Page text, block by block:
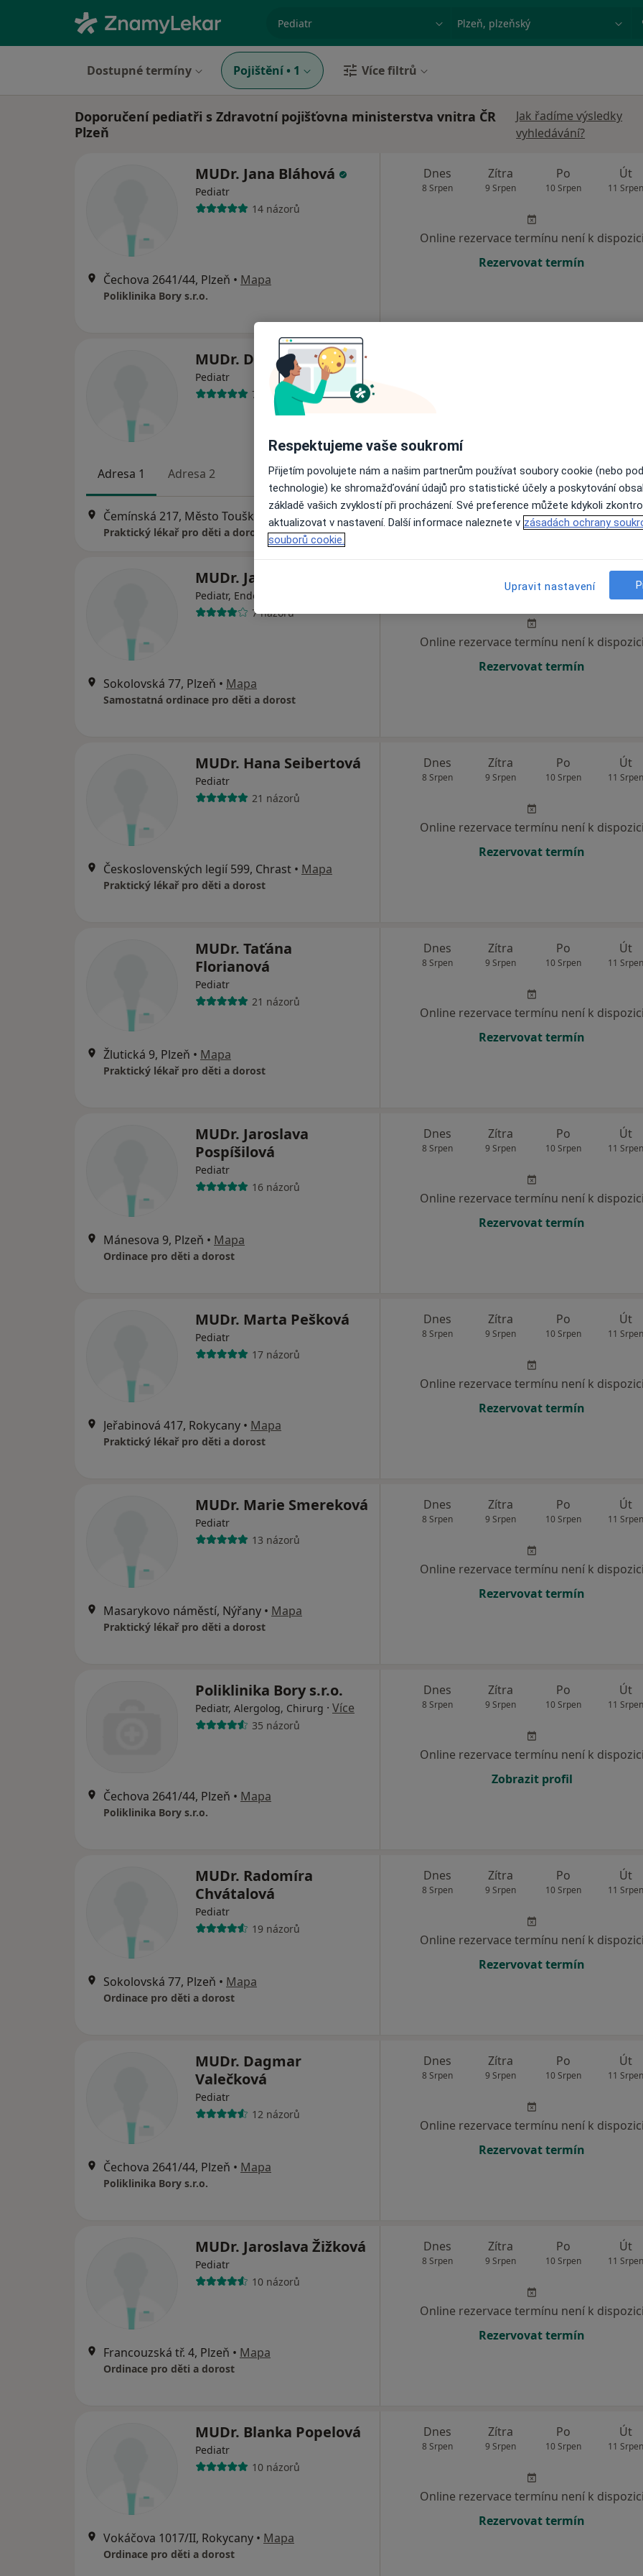
Město nebo region
Dostupné termíny Pojištění • 1 Více filtrů
Doporučení pediatři s Zdravotní pojišťovna ministerstva vnitra ČR
Plzeň
Jak řadíme výsledky
vyhledávání?
MUDr. Jana Bláhová
Pediatr
14 názorů
Čechova 2641/44, Plzeň • Mapa
Poliklinika Bory s.r.o.
Dnes
8 Srpen
Zítra
9 Srpen
Po
10 Srpen
Út
11 Srpen
Online rezervace termínu není k dispozici
Rezervovat termín
MUDr. Dana Perlíková
Pediatr
7 názorů
Adresa 1 Adresa 2
Čemínská 217, Město Touškov Mapa
Praktický lékař pro děti a dorost
MUDr. Jana Drncová
Pediatr, Endokrinolog
7 názorů
Sokolovská 77, Plzeň • Mapa
Samostatná ordinace pro děti a dorost
9 Srpen 10 Srpen 11 Srpen
Online rezervace termínu není k dispozici
Rezervovat termín
MUDr. Hana Seibertová
Pediatr
21 názorů
Československých legií 599, Chrast • Mapa
Praktický lékař pro děti a dorost
Dnes
8 Srpen
Zítra
9 Srpen
Po
10 Srpen
Út
11 Srpen
Online rezervace termínu není k dispozici
Rezervovat termín
MUDr. Taťána
Florianová
Pediatr
21 názorů
Žlutická 9, Plzeň • Mapa
Praktický lékař pro děti a dorost
Dnes
8 Srpen
Zítra
9 Srpen
Po
10 Srpen
Út
11 Srpen
Online rezervace termínu není k dispozici
Rezervovat termín
MUDr. Jaroslava
Pospíšilová
Pediatr
16 názorů
Mánesova 9, Plzeň • Mapa
Ordinace pro děti a dorost
Dnes
8 Srpen
Zítra
9 Srpen
Po
10 Srpen
Út
11 Srpen
Online rezervace termínu není k dispozici
Rezervovat termín
MUDr. Marta Pešková
Pediatr
17 názorů
Jeřabinová 417, Rokycany • Mapa
Praktický lékař pro děti a dorost
Dnes
8 Srpen
Zítra
9 Srpen
Po
10 Srpen
Út
11 Srpen
Online rezervace termínu není k dispozici
Rezervovat termín
MUDr. Marie Smereková
Pediatr
13 názorů
Masarykovo náměstí, Nýřany • Mapa
Praktický lékař pro děti a dorost
Dnes
8 Srpen
Zítra
9 Srpen
Po
10 Srpen
Út
11 Srpen
Online rezervace termínu není k dispozici
Rezervovat termín
Poliklinika Bory s.r.o.
Pediatr, Alergolog, Chirurg · Více
35 názorů
Čechova 2641/44, Plzeň • Mapa
Poliklinika Bory s.r.o.
Dnes
8 Srpen
Zítra
9 Srpen
Po
10 Srpen
Út
11 Srpen
Online rezervace termínu není k dispozici
Zobrazit profil
MUDr. Radomíra
Chvátalová
Pediatr
19 názorů
Sokolovská 77, Plzeň • Mapa
Ordinace pro děti a dorost
Dnes
8 Srpen
Zítra
9 Srpen
Po
10 Srpen
Út
11 Srpen
Online rezervace termínu není k dispozici
Rezervovat termín
MUDr. Dagmar
Valečková
Pediatr
12 názorů
Čechova 2641/44, Plzeň • Mapa
Poliklinika Bory s.r.o.
Dnes
8 Srpen
Zítra
9 Srpen
Po
10 Srpen
Út
11 Srpen
Online rezervace termínu není k dispozici
Rezervovat termín
MUDr. Jaroslava Žižková
Pediatr
10 názorů
Francouzská tř. 4, Plzeň • Mapa
Ordinace pro děti a dorost
Dnes
8 Srpen
Zítra
9 Srpen
Po
10 Srpen
Út
11 Srpen
Online rezervace termínu není k dispozici
Rezervovat termín
MUDr. Blanka Popelová
Pediatr
10 názorů
Vokáčova 1017/II, Rokycany • Mapa
Ordinace pro děti a dorost
Dnes
8 Srpen
Zítra
9 Srpen
Po
10 Srpen
Út
11 Srpen
Online rezervace termínu není k dispozici
Rezervovat termín
Respektujeme vaše soukromí
Přijetím povolujete nám a našim partnerům používat soubory cookie (nebo
technologie) ke shromažďování údajů pro statistické účely a poskytování
základě vašich zvyklostí při procházení. Své preference můžete kdykoli
aktualizovat v nastavení. Další informace naleznete v zásadách ochrany
souborů cookie.
Upravit nastavení